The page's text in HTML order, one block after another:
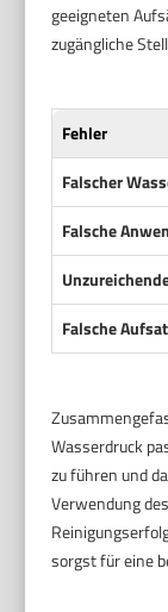
geeigneten
zugängliche
Fehler
Falscher
Falsche
Falsche
Wasserdruck
zu führen und
Verwendung
sorgst für eine